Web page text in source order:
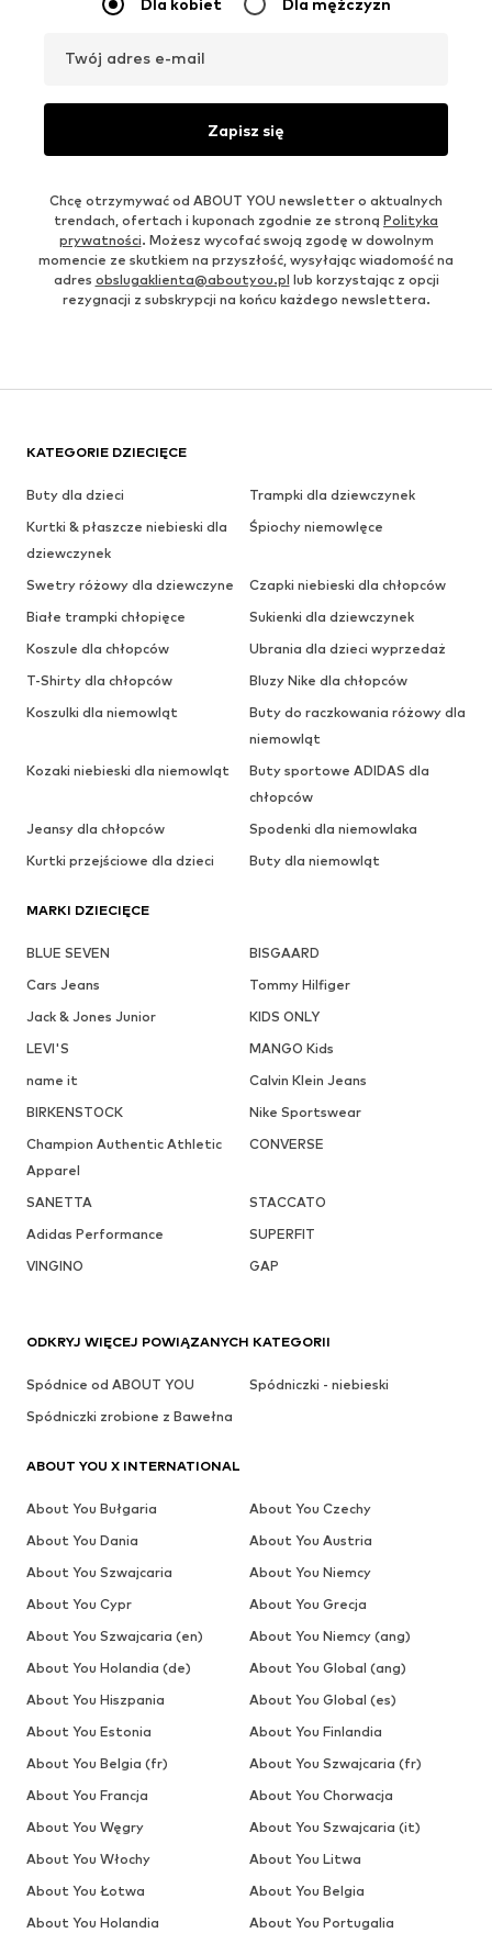
Dla kobiet Dla mężczyzn
Twój adres e-mail
Zapisz się
Chcę otrzymywać od ABOUT YOU newsletter o aktualnych
trendach, ofertach i kuponach zgodnie ze stroną Polityka
prywatności. Możesz wycofać swoją zgodę w dowolnym
momencie ze skutkiem na przyszłość, wysyłając wiadomość na
adres obslugaklienta@aboutyou.pl lub korzystając z opcji
rezygnacji z subskrypcji na końcu każdego newslettera.
KATEGORIE DZIECIĘCE
Buty dla dzieci
Trampki dla dziewczynek
Kurtki & płaszcze niebieski dla
dziewczynek
Śpiochy niemowlęce
Swetry różowy dla dziewczyne
Czapki niebieski dla chłopców
Białe trampki chłopięce
Sukienki dla dziewczynek
Koszule dla chłopców
Ubrania dla dzieci wyprzedaż
T-Shirty dla chłopców
Bluzy Nike dla chłopców
Koszulki dla niemowląt
Buty do raczkowania różowy dla
niemowląt
Kozaki niebieski dla niemowląt
Buty sportowe ADIDAS dla
chłopców
Jeansy dla chłopców
Spodenki dla niemowlaka
Kurtki przejściowe dla dzieci
Buty dla niemowląt
MARKI DZIECIĘCE
BLUE SEVEN
BISGAARD
Cars Jeans
Tommy Hilfiger
Jack & Jones Junior
KIDS ONLY
LEVI'S
MANGO Kids
name it
Calvin Klein Jeans
BIRKENSTOCK
Nike Sportswear
Champion Authentic Athletic
Apparel
CONVERSE
SANETTA
STACCATO
Adidas Performance
SUPERFIT
VINGINO
GAP
ODKRYJ WIĘCEJ POWIĄZANYCH KATEGORII
Spódnice od ABOUT YOU
Spódniczki - niebieski
Spódniczki zrobione z Bawełna
ABOUT YOU X INTERNATIONAL
About You Bułgaria
About You Czechy
About You Dania
About You Austria
About You Szwajcaria
About You Niemcy
About You Cypr
About You Grecja
About You Szwajcaria (en)
About You Niemcy (ang)
About You Holandia (de)
About You Global (ang)
About You Hiszpania
About You Global (es)
About You Estonia
About You Finlandia
About You Belgia (fr)
About You Szwajcaria (fr)
About You Francja
About You Chorwacja
About You Węgry
About You Szwajcaria (it)
About You Włochy
About You Litwa
About You Łotwa
About You Belgia
About You Holandia
About You Portugalia